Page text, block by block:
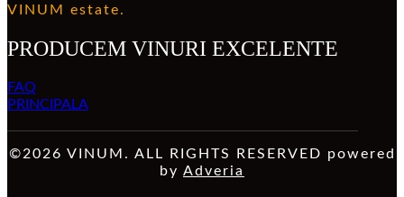
VINUM estate.
PRODUCEM VINURI EXCELENTE
FAQ
PRINCIPALA
©2026 VINUM. ALL RIGHTS RESERVED powered
by Adveria